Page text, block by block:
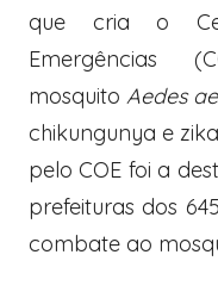
que cria o
Emergências
mosquito Aedes
chikungunya e
pelo COE foi a
prefeituras dos
combate ao